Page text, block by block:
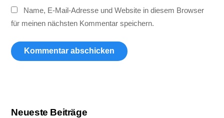
Name, E-Mail-Adresse und Website in diesem Browser
für meinen nächsten Kommentar speichern.
Neueste Beiträge